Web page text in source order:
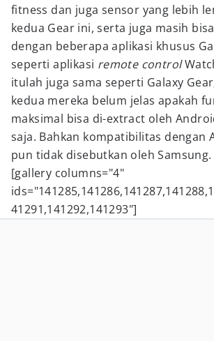
fitness dan juga sensor yang lebih
kedua Gear ini, serta juga masih
dengan beberapa aplikasi khusus
seperti aplikasi remote control
itulah juga sama seperti Galaxy
kedua mereka belum jelas apakah
maksimal bisa di-extract oleh
saja. Bahkan kompatibilitas dengan
pun tidak disebutkan oleh Samsung.
[gallery columns="4"
41291,141292,141293"]